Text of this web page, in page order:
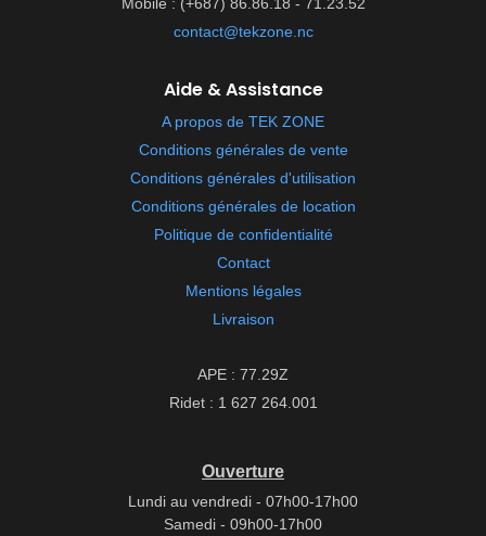
Mobile : (+687) 86.86.18 - 71.23.52
contact@tekzone.nc
Aide & Assistance
A propos de TEK ZONE
Conditions générales de vente
Conditions générales d'utilisation
Conditions générales de location
Politique de confidentialité
Contact
Mentions légales
Livraison
APE : 77.29Z
Ridet : 1 627 264.001
Ouverture
Lundi au vendredi - 07h00-17h00
Samedi - 09h00-17h00